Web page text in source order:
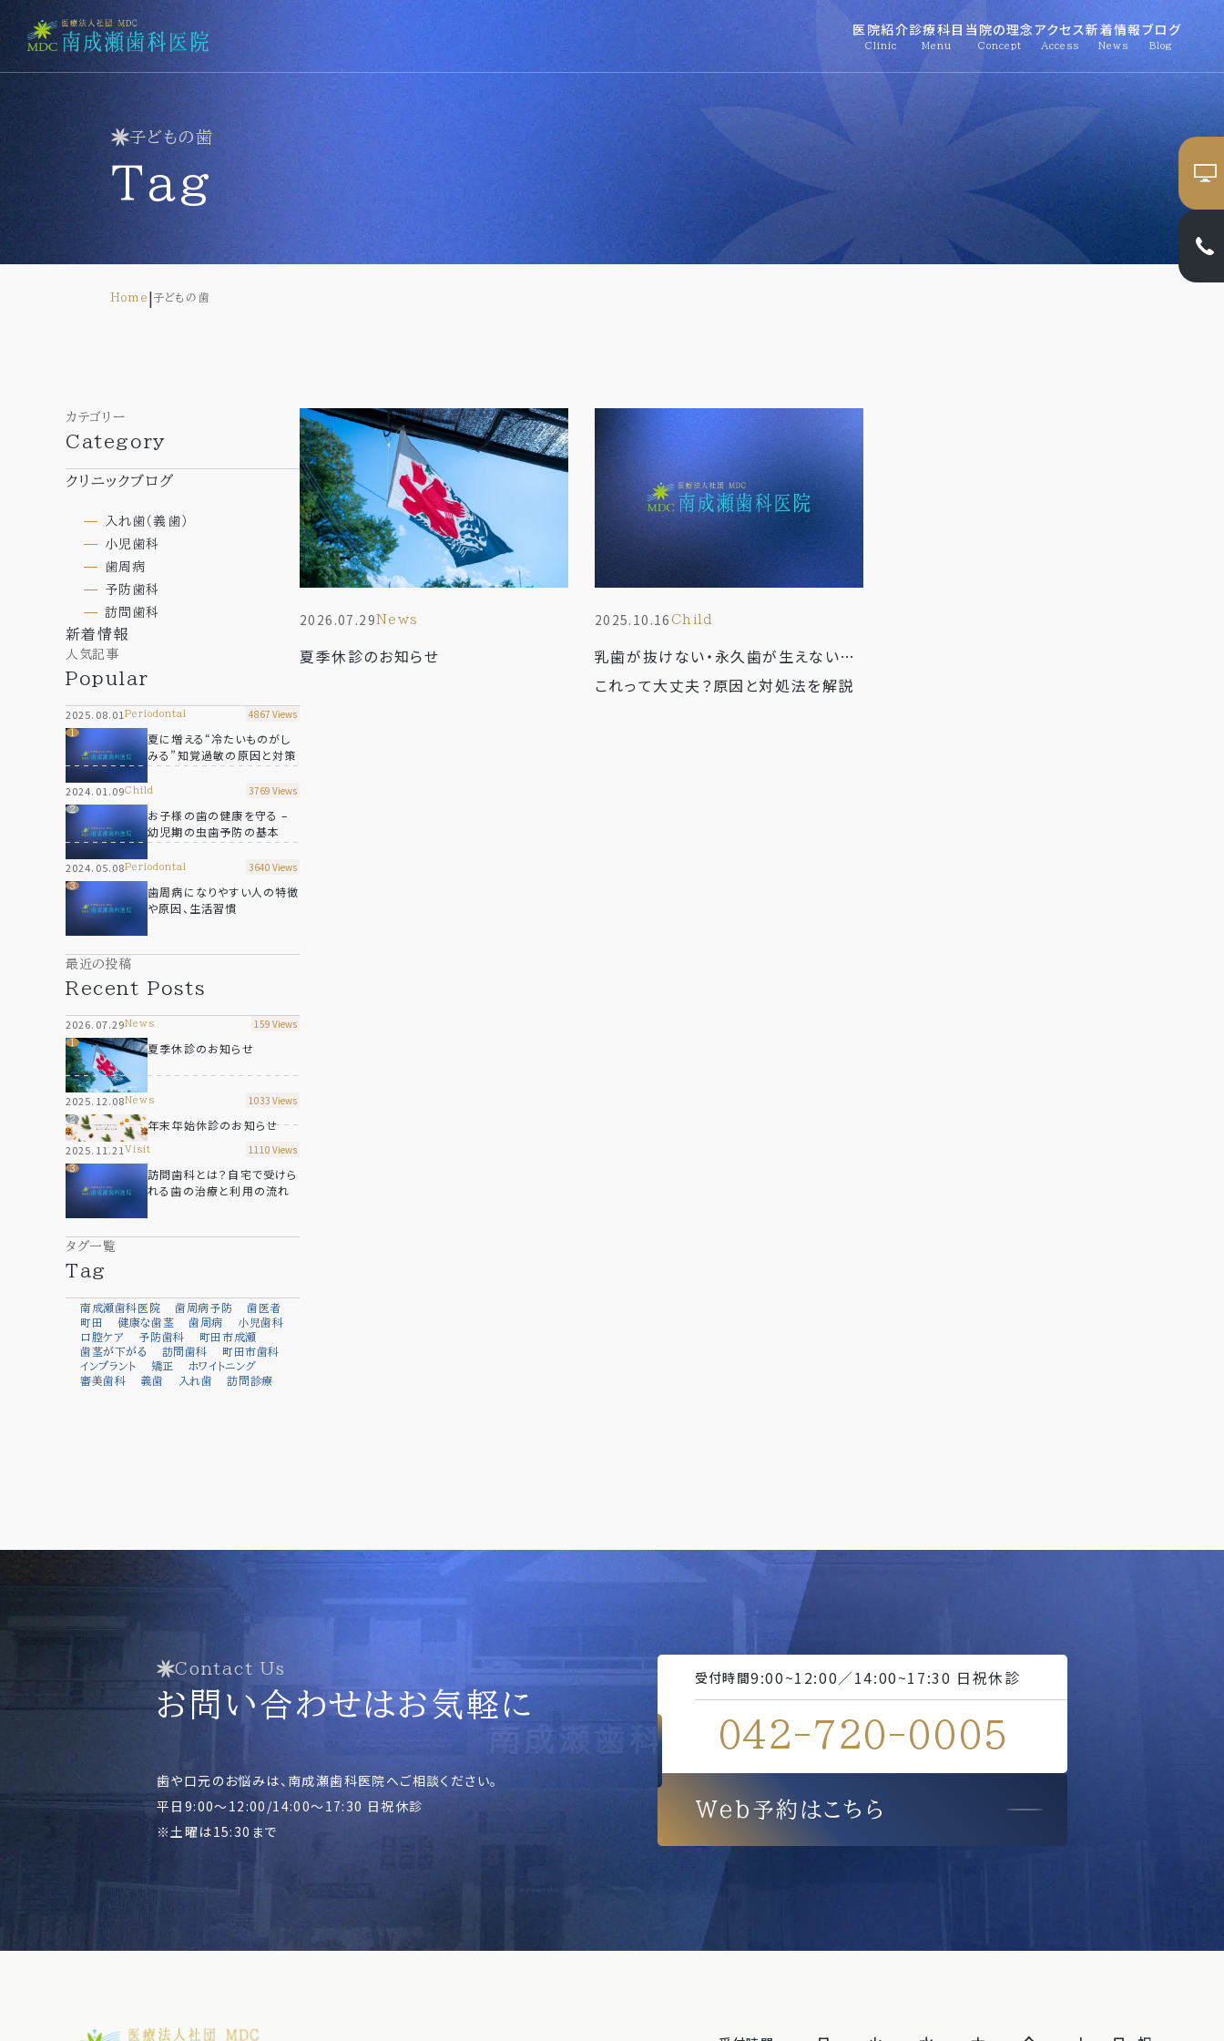
医院紹介
Clinic
診療科目
Menu
当院の理念
Concept
アクセス
Access
新着情報
News
ブログ
Blog
医院紹介
歯科医師紹介
設備紹介
診療科目
小児歯科
エクソソーム点滴
Concept
News
ブログ
Blog
サイトマップ
子どもの歯
tag
Home | 子どもの歯
2026.07.29 news
夏季休診のお知らせ
2025.10.16 child
乳歯が抜けない・永久歯が生えない…
これって大丈夫？原因と対処法を解説
カテゴリー
Category
クリニックブログ
入れ歯（義歯）
小児歯科
歯周病
予防歯科
訪問歯科
新着情報
人気記事
Popular
2025.08.01 periodontal 4867 Views
夏に増える“冷たいものがし
みる”知覚過敏の原因と対策
2024.01.09 child 3769 Views
お子様の歯の健康を守る –
幼児期の虫歯予防の基本
2024.05.08 periodontal 3640 Views
歯周病になりやすい人の特徴
や原因、生活習慣
最近の投稿
Recent Posts
2026.07.29 news 159 Views
夏季休診のお知らせ
2025.12.08 news 1033 Views
年末年始休診のお知らせ
2025.11.21 visit 1110 Views
訪問歯科とは？自宅で受けら
れる歯の治療と利用の流れ
タグ一覧
Tag
南成瀬歯科医院 歯周病予防
歯医者
町田
健康な歯茎 歯周病
小児歯科
口腔ケア
予防歯科
町田市成瀬
歯茎が下がる
訪問歯科
町田市歯科
インプラント
矯正
ホワイトニング
審美歯科
義歯 入れ歯 訪問診療
Contact Us
お問い合わせはお気軽に
歯や口元のお悩みは、 南成瀬歯科医院へご相談ください。
平日9:00～12:00/14:00～17:30 日祝休診
※土曜は15:30まで
受付時間9:00~12:00／14:00~17:30 日祝休診
042-720-0005
Web予約はこちら